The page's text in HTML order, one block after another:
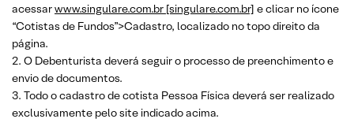
acessarwww.singulare.com.br [singulare.com.br] e clicar no ícone
“Cotistas de Fundos”>Cadastro, localizado no topo direito da
página.
2. O Debenturista deverá seguir o processo de preenchimento e
envio de documentos.
3. Todo o cadastro de cotista Pessoa Física deverá ser realizado
exclusivamente pelo site indicado acima.